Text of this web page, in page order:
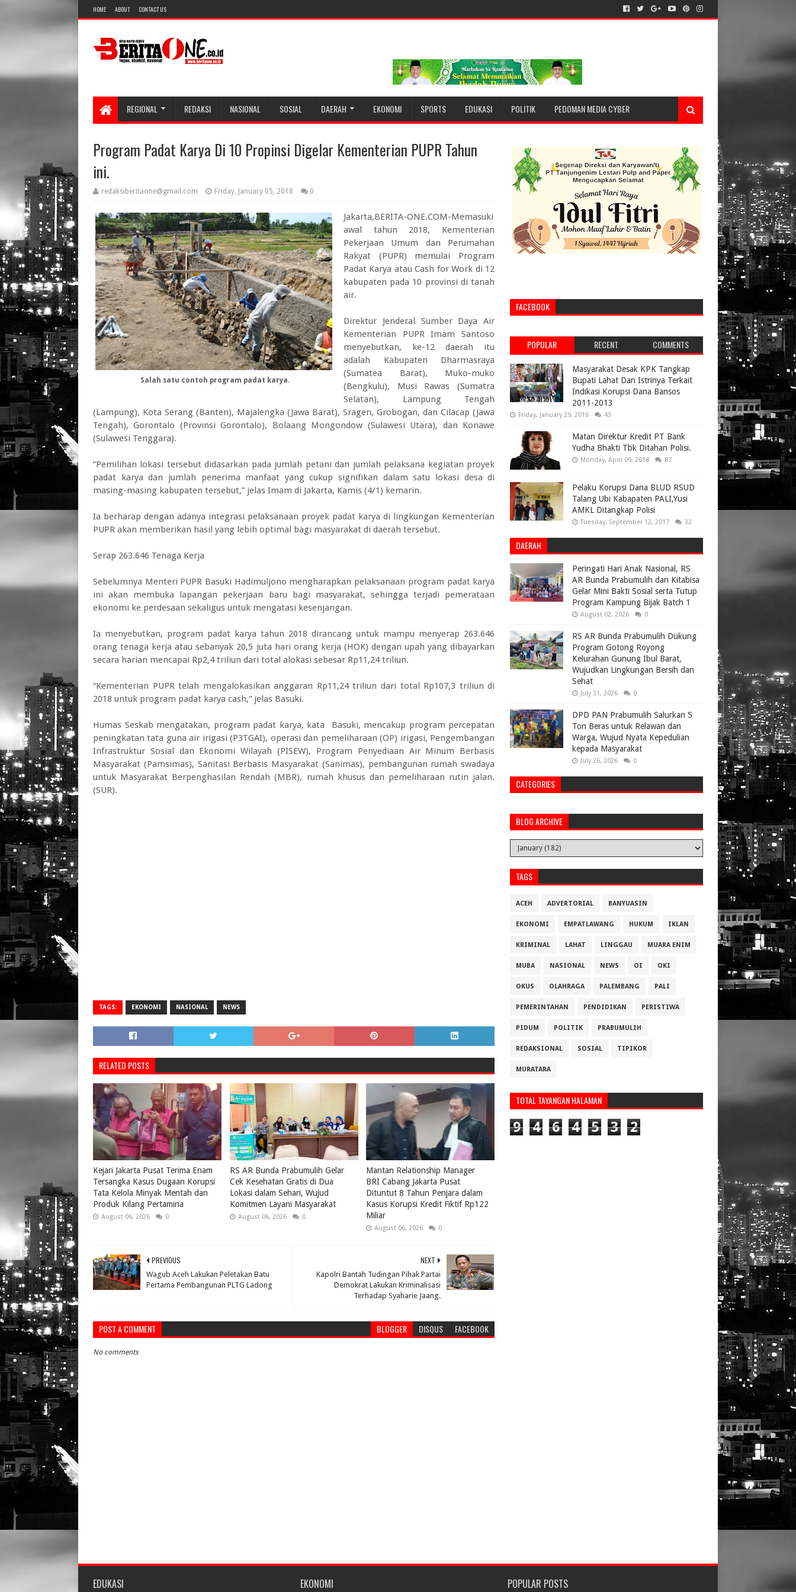
HOME ABOUT CONTACT US
REGIONAL REDAKSI NASIONAL SOSIAL DAERAH EKONOMI SPORTS EDUKASI POLITIK PEDOMAN MEDIA CYBER
Program Padat Karya Di 10 Propinsi Digelar Kementerian PUPR Tahun
ini.
redaksiberitaone@gmail.com Friday, January 05, 2018 0
Salah satu contoh program padat karya.
Jakarta,BERITA-ONE.COM-Memasuki
awal tahun 2018, Kementerian
Pekerjaan Umum dan Perumahan
Rakyat (PUPR) memulai Program
Padat Karya atau Cash for Work di 12
kabupaten pada 10 provinsi di tanah
air.
Direktur Jenderal Sumber Daya Air
Kementerian PUPR Imam Santoso
menyebutkan, ke-12 daerah itu
adalah Kabupaten Dharmasraya
(Sumatea Barat), Muko-muko
(Bengkulu), Musi Rawas (Sumatra
Selatan), Lampung Tengah
(Lampung), Kota Serang (Banten), Majalengka (Jawa Barat), Sragen, Grobogan, dan Cilacap (Jawa
Tengah), Gorontalo (Provinsi Gorontalo), Bolaang Mongondow (Sulawesi Utara), dan Konawe
(Sulawesi Tenggara).
“Pemilihan lokasi tersebut didasarkan pada jumlah petani dan jumlah pelaksana kegiatan proyek
padat karya dan jumlah penerima manfaat yang cukup signifikan dalam satu lokasi desa di
masing-masing kabupaten tersebut,” jelas Imam di Jakarta, Kamis (4/1) kemarin.
Ia berharap dengan adanya integrasi pelaksanaan proyek padat karya di lingkungan Kementerian
PUPR akan memberikan hasil yang lebih optimal bagi masyarakat di daerah tersebut.
Serap 263.646 Tenaga Kerja
Sebelumnya Menteri PUPR Basuki Hadimuljono mengharapkan pelaksanaan program padat karya
ini akan membuka lapangan pekerjaan baru bagi masyarakat, sehingga terjadi pemerataan
ekonomi ke perdesaan sekaligus untuk mengatasi kesenjangan.
Ia menyebutkan, program padat karya tahun 2018 dirancang untuk mampu menyerap 263.646
orang tenaga kerja atau sebanyak 20,5 juta hari orang kerja (HOK) dengan upah yang dibayarkan
secara harian mencapai Rp2,4 triliun dari total alokasi sebesar Rp11,24 triliun.
“Kementerian PUPR telah mengalokasikan anggaran Rp11,24 triliun dari total Rp107,3 triliun di
2018 untuk program padat karya cash,“ jelas Basuki.
Humas Seskab mengatakan, program padat karya, kata Basuki, mencakup program percepatan
peningkatan tata guna air irigasi (P3TGAI), operasi dan pemeliharaan (OP) irigasi, Pengembangan
Infrastruktur Sosial dan Ekonomi Wilayah (PISEW), Program Penyediaan Air Minum Berbasis
Masyarakat (Pamsimas), Sanitasi Berbasis Masyarakat (Sanimas), pembangunan rumah swadaya
untuk Masyarakat Berpenghasilan Rendah (MBR), rumah khusus dan pemeliharaan rutin jalan.
(SUR).
TAGS: EKONOMI NASIONAL NEWS
RELATED POSTS
Kejari Jakarta Pusat Terima Enam
Tersangka Kasus Dugaan Korupsi
Tata Kelola Minyak Mentah dan
Produk Kilang Pertamina
August 06, 2026 0
RS AR Bunda Prabumulih Gelar
Cek Kesehatan Gratis di Dua
Lokasi dalam Sehari, Wujud
Komitmen Layani Masyarakat
August 06, 2026 0
Mantan Relationship Manager
BRI Cabang Jakarta Pusat
Dituntut 8 Tahun Penjara dalam
Kasus Korupsi Kredit Fiktif Rp122
Miliar
August 06, 2026 0
NEXT
Kapolri Bantah Tudingan Pihak Partai
Demokrat Lakukan Kriminalisasi
Terhadap Syaharie Jaang.
PREVIOUS
Wagub Aceh Lakukan Peletakan Batu
Pertama Pembangunan PLTG Ladong
POST A COMMENT BLOGGER DISQUS FACEBOOK
No comments
FACEBOOK
POPULAR RECENT COMMENTS
Masyarakat Desak KPK Tangkap
Bupati Lahat Dan Istrinya Terkait
Indikasi Korupsi Dana Bansos
2011-2013
Friday, January 29, 2016 43
Matan Direktur Kredit PT Bank
Yudha Bhakti Tbk Ditahan Polisi.
Monday, April 09, 2018 87
Pelaku Korupsi Dana BLUD RSUD
Talang Ubi Kabapaten PALI,Yusi
AMKL Ditangkap Polisi
Tuesday, September 12, 2017 32
DAERAH
Peringati Hari Anak Nasional, RS
AR Bunda Prabumulih dan Kitabisa
Gelar Mini Bakti Sosial serta Tutup
Program Kampung Bijak Batch 1
August 02, 2026 0
RS AR Bunda Prabumulih Dukung
Program Gotong Royong
Kelurahan Gunung Ibul Barat,
Wujudkan Lingkungan Bersih dan
Sehat
July 31, 2026 0
DPD PAN Prabumulih Salurkan 5
Ton Beras untuk Relawan dan
Warga, Wujud Nyata Kepedulian
kepada Masyarakat
July 26, 2026 0
CATEGORIES
BLOG ARCHIVE
TAGS
ACEH ADVERTORIAL BANYUASIN
EKONOMI EMPATLAWANG HUKUM IKLAN
KRIMINAL LAHAT LINGGAU MUARA ENIM
MUBA NASIONAL NEWS OI OKI
OKUS OLAHRAGA PALEMBANG PALI
PEMERINTAHAN PENDIDIKAN PERISTIWA
PIDUM POLITIK PRABUMULIH
REDAKSIONAL SOSIAL TIPIKOR
MURATARA
TOTAL TAYANGAN HALAMAN
9 4 6 4 5 3 2
EDUKASI EKONOMI POPULAR POSTS